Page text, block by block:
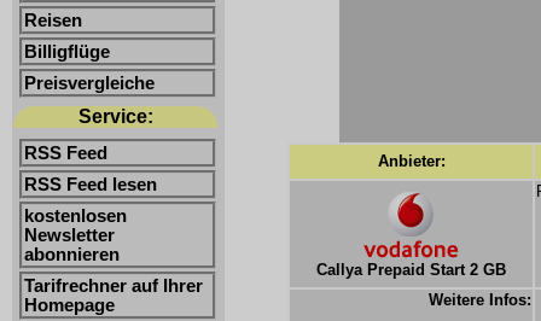
Reisen
Billigflüge
Preisvergleiche
Service:
RSS Feed
RSS Feed lesen
kostenlosen
Newsletter
abonnieren
Tarifrechner auf Ihrer
Homepage
Anbieter:
Callya Prepaid Start 2 GB
Weitere Infos: